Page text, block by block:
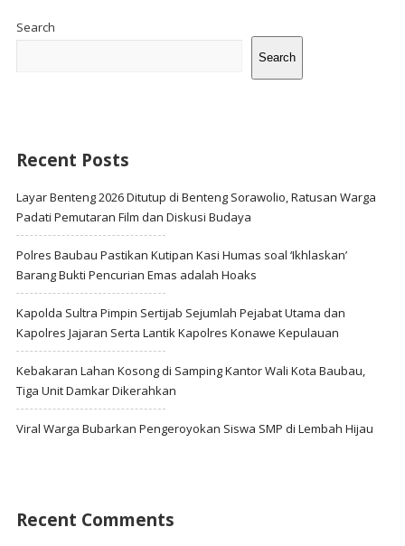
Search
Search
Recent Posts
Layar Benteng 2026 Ditutup di Benteng Sorawolio, Ratusan Warga
Padati Pemutaran Film dan Diskusi Budaya
Polres Baubau Pastikan Kutipan Kasi Humas soal ‘Ikhlaskan’
Barang Bukti Pencurian Emas adalah Hoaks
Kapolda Sultra Pimpin Sertijab Sejumlah Pejabat Utama dan
Kapolres Jajaran Serta Lantik Kapolres Konawe Kepulauan
Kebakaran Lahan Kosong di Samping Kantor Wali Kota Baubau,
Tiga Unit Damkar Dikerahkan
Viral Warga Bubarkan Pengeroyokan Siswa SMP di Lembah Hijau
Recent Comments